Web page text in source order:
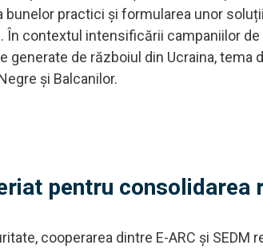
practici și formularea unor
contextul intensificării campaniilor
de războiul din Ucraina, tema
și Balcanilor.
pentru consolidarea
cooperarea dintre E-ARC și SEDM